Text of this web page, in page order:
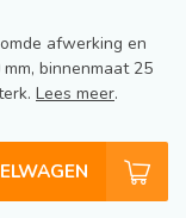
afwerking en
binnenmaat 25
Lees meer.